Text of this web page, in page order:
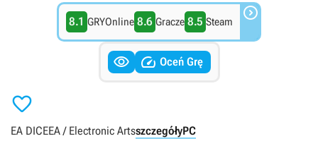
8.1 GRYOnline 8.6 Gracze 8.5 Steam 
  Oceń Grę

EA DICEEA / Electronic ArtsszczegółyPC